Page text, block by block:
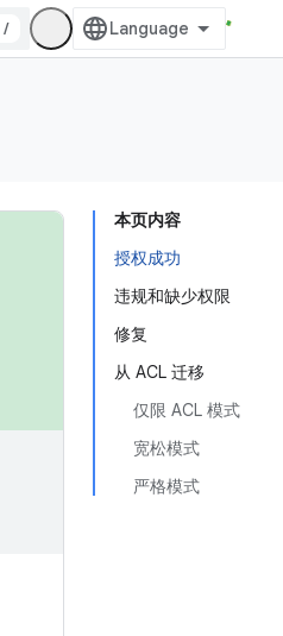
/
本页内容
授权成功
违规和缺少权限
修复
从 ACL 迁移
仅限 ACL 模式
宽松模式
严格模式